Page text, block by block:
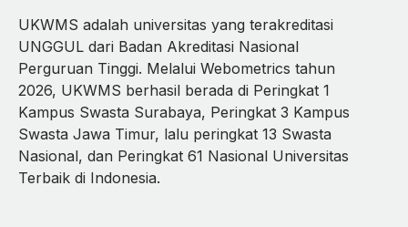
UKWMS adalah universitas yang terakreditasi
UNGGUL dari Badan Akreditasi Nasional
Perguruan Tinggi. Melalui Webometrics tahun
2026, UKWMS berhasil berada di Peringkat 1
Kampus Swasta Surabaya, Peringkat 3 Kampus
Swasta Jawa Timur, lalu peringkat 13 Swasta
Nasional, dan Peringkat 61 Nasional Universitas
Terbaik di Indonesia.